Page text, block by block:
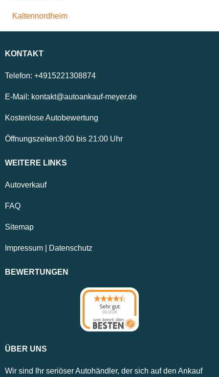
Kaltennordheim
KONTAKT
Telefon: +4915221308874
E-Mail: kontakt@autoankauf-meyer.de
Kostenlose Autobewertung
Öffnungszeiten:9:00 bis 21:00 Uhr
WEITERE LINKS
Autoverkauf
FAQ
Sitemap
Impressum Datenschutz
BEWERTUNGEN
Sehr gut
08/2026
ÜBER UNS
Wir sind Ihr seriöser Autohändler, der sich auf den Ankauf